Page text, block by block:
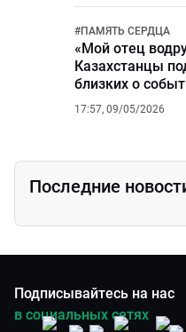
#ПАМЯТЬ СЕРДЦА
«Мой отец
Казахстанцы
близких о
17:57, 09/05/2026
Последние
Подписывайтесь на нас
в социальных сетях